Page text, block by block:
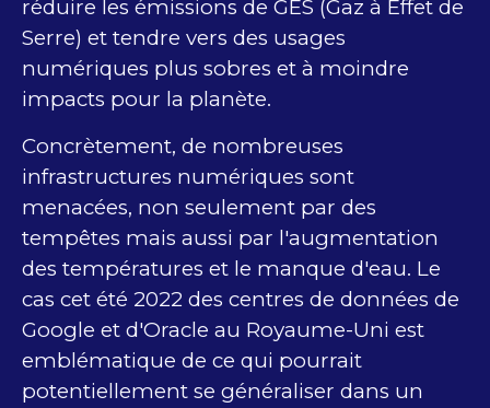
réduire les émissions de GES (Gaz à Effet de
Serre) et tendre vers des usages
numériques plus sobres et à moindre
impacts pour la planète.
Concrètement, de nombreuses
infrastructures numériques sont
menacées, non seulement par des
tempêtes mais aussi par l'augmentation
des températures et le manque d'eau. Le
cas cet été 2022 des centres de données de
Google et d'Oracle au Royaume-Uni est
emblématique de ce qui pourrait
potentiellement se généraliser dans un